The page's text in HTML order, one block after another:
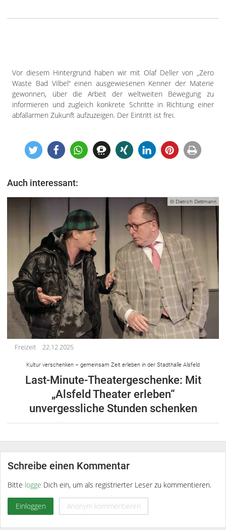
Vor diesem Hintergrund haben wir mit Olaf Deller von „Zero
Waste Bad Vilbel“ einen ausgewiesenen Kenner der Materie
gewonnen, über die Arbeit der weltweiten Bewegung zu
informieren und zugleich konkrete Schritte in Richtung einer
abfallarmen Zukunft aufzuzeigen. Der Eintritt ist frei.
Auch interessant:
© Dietrich Dettmann
Freizeit 22.12.2025
Kultur verschenken – gemeinsam Zeit erleben in der Stadthalle Alsfeld
Last-Minute-Theatergeschenke: Mit
„Alsfeld Theater erleben“
unvergessliche Stunden schenken
Schreibe einen Kommentar
Bitte logge Dich ein, um als registrierter Leser zu kommentieren.
Einloggen Anonym kommentieren